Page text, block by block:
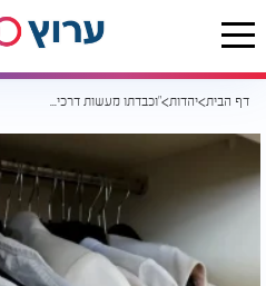
דף הבית יהדות "וכבדתו מעשות דרכיך": סוד בגדי השבת נחשף: שבעה טעמים עליונים מהפוסקים ומהמקובלים